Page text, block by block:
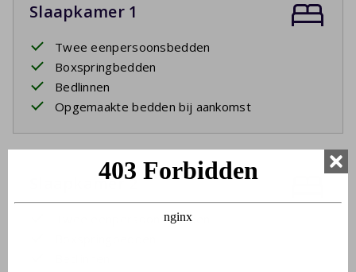
Slaapkamer 1
Twee eenpersoonsbedden
Boxspringbedden
Bedlinnen
Opgemaakte bedden bij aankomst
Slaapkamer 2
Twee eenpersoonsbedden